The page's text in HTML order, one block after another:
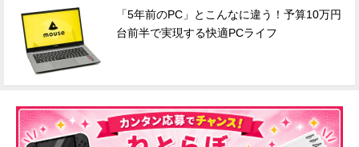
「5年前のPC」とこんなに違う！予算10万円
台前半で実現する快適PCライフ